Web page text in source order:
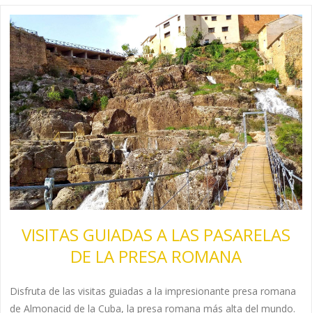
VISITAS GUIADAS A LAS PASARELAS
DE LA PRESA ROMANA
Disfruta de las visitas guiadas a la impresionante presa romana
de Almonacid de la Cuba, la presa romana más alta del mundo.